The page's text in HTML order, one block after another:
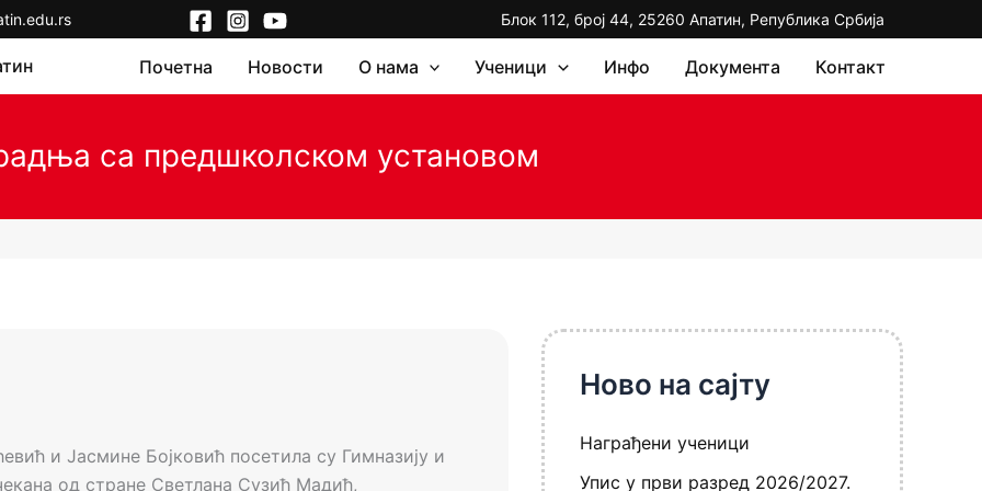
Блок 112, број 44, 25260 Апатин, Република Србија
Почетна Новости О нама Ученици Инфо Документа Контакт
са предшколском установом
и Јасмине Бојковић посетила су Гимназију и
од стране Светлана Сузић Мадић,
Ново на сајту
Награђени ученици
Упис у први разред 2026/2027.